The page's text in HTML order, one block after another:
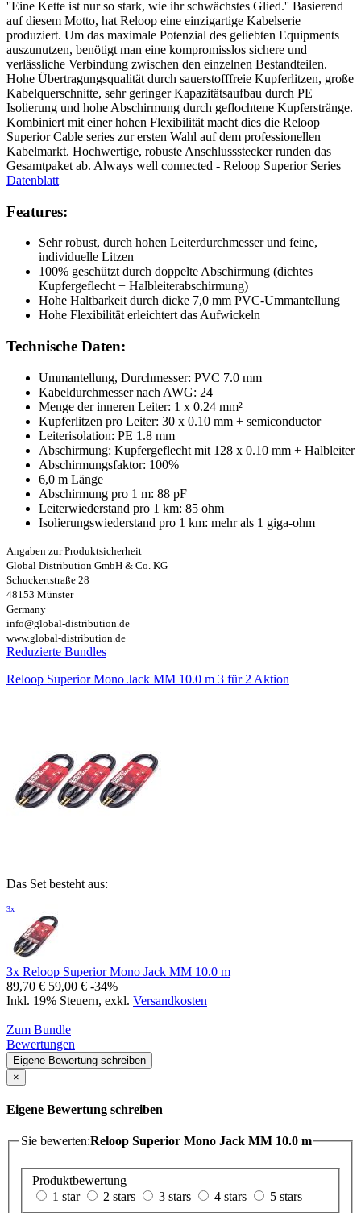
''Eine Kette ist nur so stark, wie ihr schwächstes Glied.'' Basierend
auf diesem Motto, hat Reloop eine einzigartige Kabelserie
produziert. Um das maximale Potenzial des geliebten Equipments
auszunutzen, benötigt man eine kompromisslos sichere und
verlässliche Verbindung zwischen den einzelnen Bestandteilen.
Hohe Übertragungsqualität durch sauerstofffreie Kupferlitzen, große
Kabelquerschnitte, sehr geringer Kapazitätsaufbau durch PE
Isolierung und hohe Abschirmung durch geflochtene Kupferstränge.
Kombiniert mit einer hohen Flexibilität macht dies die Reloop
Superior Cable series zur ersten Wahl auf dem professionellen
Kabelmarkt. Hochwertige, robuste Anschlussstecker runden das
Gesamtpaket ab. Always well connected - Reloop Superior Series
Datenblatt
Features:
Sehr robust, durch hohen Leiterdurchmesser und feine,
individuelle Litzen
100% geschützt durch doppelte Abschirmung (dichtes
Kupfergeflecht + Halbleiterabschirmung)
Hohe Haltbarkeit durch dicke 7,0 mm PVC-Ummantellung
Hohe Flexibilität erleichtert das Aufwickeln
Technische Daten:
Ummantellung, Durchmesser: PVC 7.0 mm
Kabeldurchmesser nach AWG: 24
Menge der inneren Leiter: 1 x 0.24 mm²
Kupferlitzen pro Leiter: 30 x 0.10 mm + semiconductor
Leiterisolation: PE 1.8 mm
Abschirmung: Kupfergeflecht mit 128 x 0.10 mm + Halbleiter
Abschirmungsfaktor: 100%
6,0 m Länge
Abschirmung pro 1 m: 88 pF
Leiterwiederstand pro 1 km: 85 ohm
Isolierungswiederstand pro 1 km: mehr als 1 giga-ohm
Angaben zur Produktsicherheit
Global Distribution GmbH & Co. KG
Schuckertstraße 28
48153 Münster
Germany
info@global-distribution.de
www.global-distribution.de
Reduzierte Bundles
Reloop Superior Mono Jack MM 10.0 m 3 für 2 Aktion
Das Set besteht aus:
3x
3x Reloop Superior Mono Jack MM 10.0 m
89,70 € 59,00 € -34%
Inkl. 19% Steuern, exkl. Versandkosten
Zum Bundle
Bewertungen
Eigene Bewertung schreiben
×
Eigene Bewertung schreiben
Sie bewerten:Reloop Superior Mono Jack MM 10.0 m
Produktbewertung
1 star
2 stars 3 stars 4 stars
5 stars